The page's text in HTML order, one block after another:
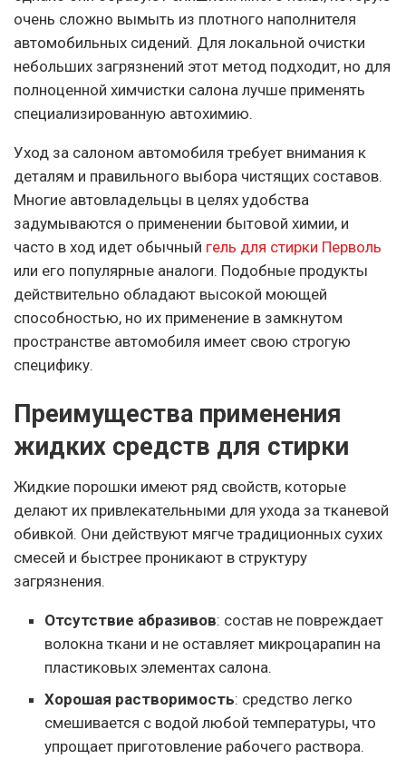
очень сложно вымыть из плотного наполнителя
автомобильных сидений. Для локальной очистки
небольших загрязнений этот метод подходит, но для
полноценной химчистки салона лучше применять
специализированную автохимию.
Уход за салоном автомобиля требует внимания к
деталям и правильного выбора чистящих составов.
Многие автовладельцы в целях удобства
задумываются о применении бытовой химии, и
часто в ход идет обычный гель для стирки Перволь
или его популярные аналоги. Подобные продукты
действительно обладают высокой моющей
способностью, но их применение в замкнутом
пространстве автомобиля имеет свою строгую
специфику.
Преимущества применения
жидких средств для стирки
Жидкие порошки имеют ряд свойств, которые
делают их привлекательными для ухода за тканевой
обивкой. Они действуют мягче традиционных сухих
смесей и быстрее проникают в структуру
загрязнения.
Отсутствие абразивов: состав не повреждает
волокна ткани и не оставляет микроцарапин на
пластиковых элементах салона.
Хорошая растворимость: средство легко
смешивается с водой любой температуры, что
упрощает приготовление рабочего раствора.